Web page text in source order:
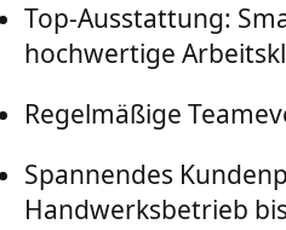
Top-Ausstattung:
hochwertige
Regelmäßige
Spannendes
Handwerksbetrieb